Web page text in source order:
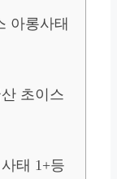
아롱사태
초이스
태 1+등